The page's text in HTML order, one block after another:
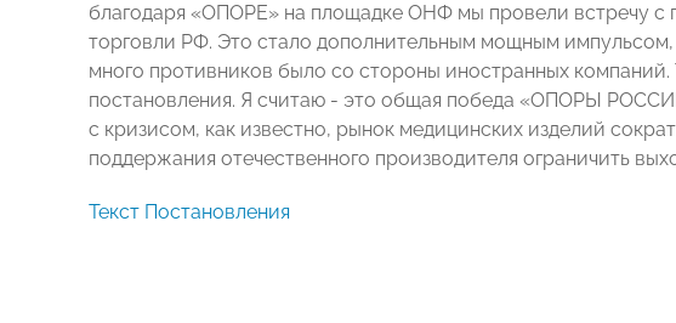
благодаря «ОПОРЕ» на площадке ОНФ мы провели встречу
торговли РФ. Это стало дополнительным мощным импульсом,
много противников было со стороны иностранных
постановления. Я считаю - это общая победа «ОПОРЫ
с кризисом, как известно, рынок медицинских изделий
поддержания отечественного производителя ограничить
Текст Постановления